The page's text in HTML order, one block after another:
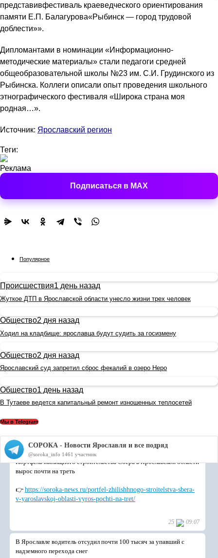
представивфестиваль краеведческого ориентирования
памяти Е.П. Балагурова«Рыбинск — город трудовой
доблести»».
Дипломантами в номинации «Информационно-
методические материалы» стали педагоги средней
общеобразовательной школы №23 им. С.И. Грудинского из
Рыбинска. Коллеги описали опыт проведения школьного
этнографического фестиваля «Широка страна моя
родная…».
Источник: Ярославский регион
Теги:
Реклама
Подписаться в MAX
Популярное
Происшествия1 день назад
Жуткое ДТП в Ярославской области унесло жизни трех человек
Общество2 дня назад
Ходил на кладбище: ярославца будут судить за госизмену
Общество2 дня назад
Ярославский суд запретил сброс фекалий в озеро Неро
Общество1 день назад
В Тутаеве ведется капитальный ремонт изношенных теплосетей
Мы в Telegram